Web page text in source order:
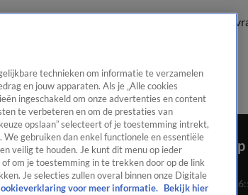
TeamNL
Schiphol
23 feb 2026,
technieken om informatie te verzamelen
en jouw apparaten. Als je „Alle cookies
ingeschakeld om onze advertenties en content
te verbeteren en om de prestaties van
opslaan” selecteert of je toestemming intrekt,
gebruiken dan enkel functionele en essentiële
veilig te houden. Je kunt dit menu op ieder
om je toestemming in te trekken door op de link
Je selecties zullen overal binnen onze Digitale
voor meer informatie.
Bekijk hier